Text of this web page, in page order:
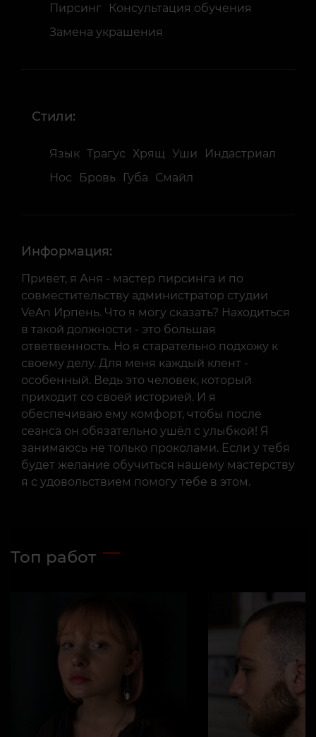
Пирсинг
Консультация обучения
Замена украшения
Стили:
Язык Трагус Хрящ Уши
Индастриал
Нос
Бровь Губа Смайл
Информация:
Привет, я Аня - мастер пирсинга и по
совместительству администратор студии
VeAn Ирпень. Что я могу сказать? Находиться
в такой должности - это большая
ответвенность. Но я старательно подхожу к
своему делу. Для меня каждый клент -
особенный. Ведь это человек, который
приходит со своей историей. И я
обеспечиваю ему комфорт, чтобы после
сеанса он обязательно ушёл с улыбкой! Я
занимаюсь не только проколами. Если у тебя
будет желание обучиться нашему мастерству
я с удовольствием помогу тебе в этом.
Топ работ